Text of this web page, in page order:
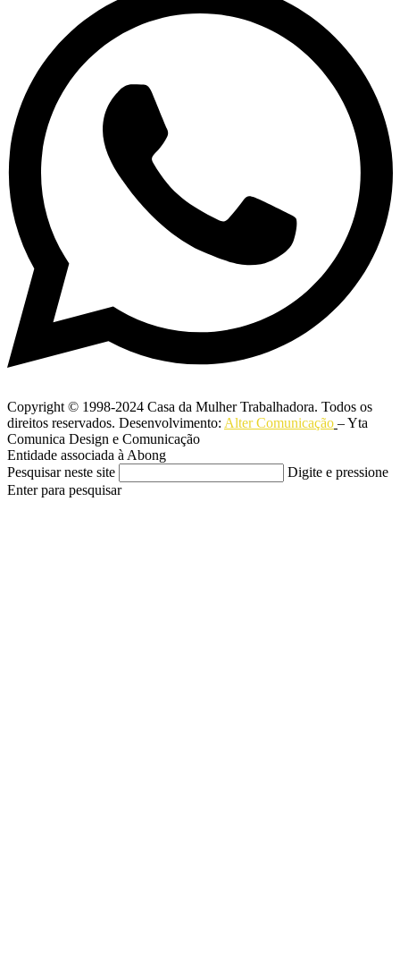
Copyright © 1998-2024 Casa da Mulher Trabalhadora. Todos os
direitos reservados. Desenvolvimento: Alter Comunicação – Yta
Comunica Design e Comunicação
Entidade associada à Abong
Pesquisar neste site
Digite e pressione
Enter para pesquisar